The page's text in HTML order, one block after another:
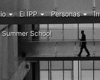
El IPP Personas
Summer School